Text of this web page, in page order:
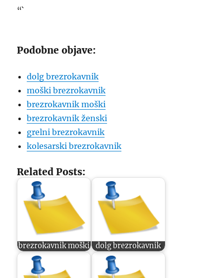
“`
Podobne objave:
dolg brezrokavnik
moški brezrokavnik
brezrokavnik moški
brezrokavnik ženski
grelni brezrokavnik
kolesarski brezrokavnik
Related Posts:
brezrokavnik moški dolg brezrokavnik